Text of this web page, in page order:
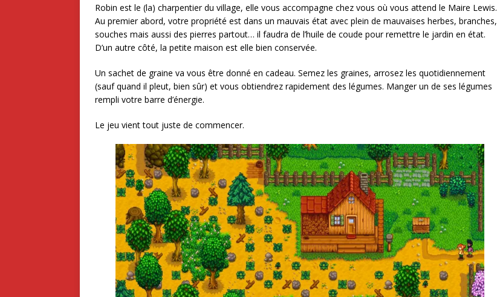
Robin est le (la) charpentier du village, elle vous accompagne chez vous où vous attend le Maire Lewis.
Au premier abord, votre propriété est dans un mauvais état avec plein de mauvaises herbes, branches,
souches mais aussi des pierres partout… il faudra de l’huile de coude pour remettre le jardin en état.
D’un autre côté, la petite maison est elle bien conservée.
Un sachet de graine va vous être donné en cadeau. Semez les graines, arrosez les quotidiennement
(sauf quand il pleut, bien sûr) et vous obtiendrez rapidement des légumes. Manger un de ses légumes
rempli votre barre d’énergie.
Le jeu vient tout juste de commencer.